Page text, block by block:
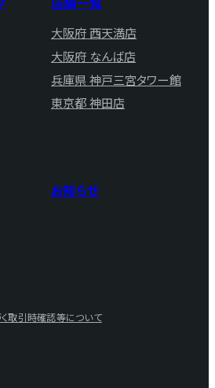
大阪府 西天満店
大阪府 なんば店
兵庫県 神戸三宮タワー館
東京都 神田店
お知らせ
取引時確認等について